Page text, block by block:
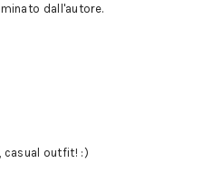
dall'autore.
casual outfit! :)